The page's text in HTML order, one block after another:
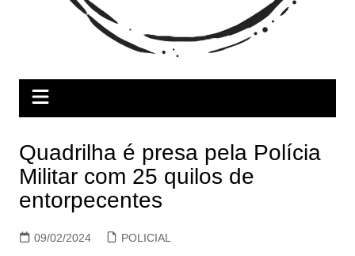
Quadrilha é presa pela Polícia
Militar com 25 quilos de
entorpecentes
09/02/2024 POLICIAL